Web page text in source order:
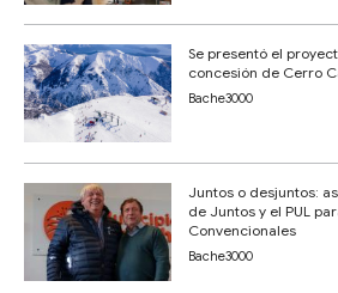
Se presentó el
concesión de Cerro
Bache3000
Juntos o desjuntos:
de Juntos y el PUL
Convencionales
Bache3000